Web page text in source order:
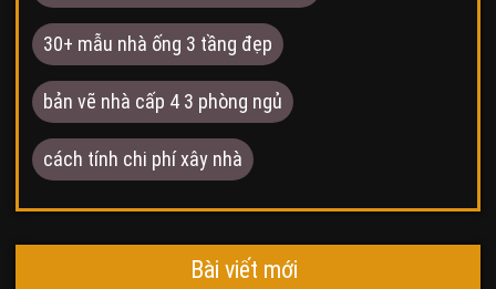
30+ mẫu nhà ống 3 tầng đẹp
bản vẽ nhà cấp 4 3 phòng ngủ
cách tính chi phí xây nhà
Bài viết mới